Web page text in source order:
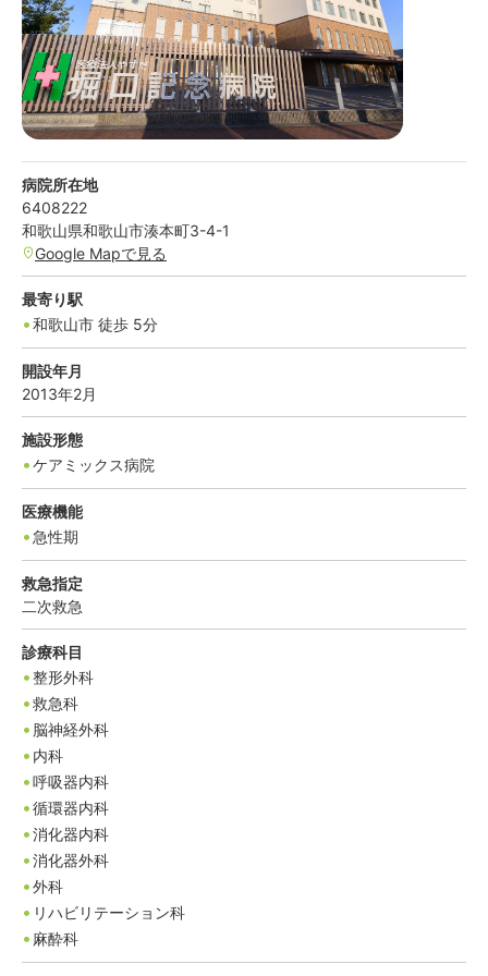
病院所在地
6408222
和歌山県和歌山市湊本町3-4-1
Google Mapで見る
最寄り駅
和歌山市 徒歩 5分
開設年月
2013年2月
施設形態
ケアミックス病院
医療機能
急性期
救急指定
二次救急
診療科目
整形外科
救急科
脳神経外科
内科
呼吸器内科
循環器内科
消化器内科
消化器外科
外科
リハビリテーション科
麻酔科